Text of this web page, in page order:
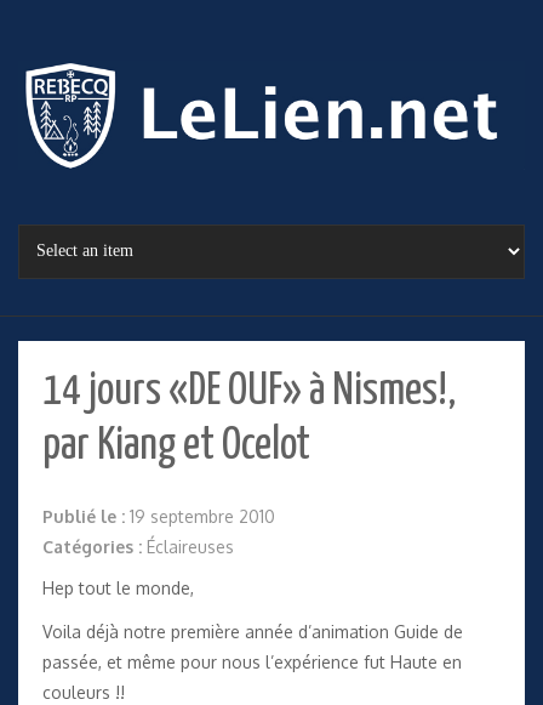
14 jours «DE OUF» à Nismes!,
par Kiang et Ocelot
Publié le : 19 septembre 2010
Catégories : Éclaireuses
Hep tout le monde,
Voila déjà notre première année d’animation Guide de
passée, et même pour nous l’expérience fut Haute en
couleurs !!